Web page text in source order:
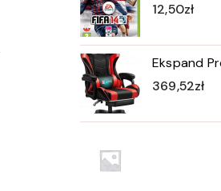
12,50zł
Ekspand
369,52zł